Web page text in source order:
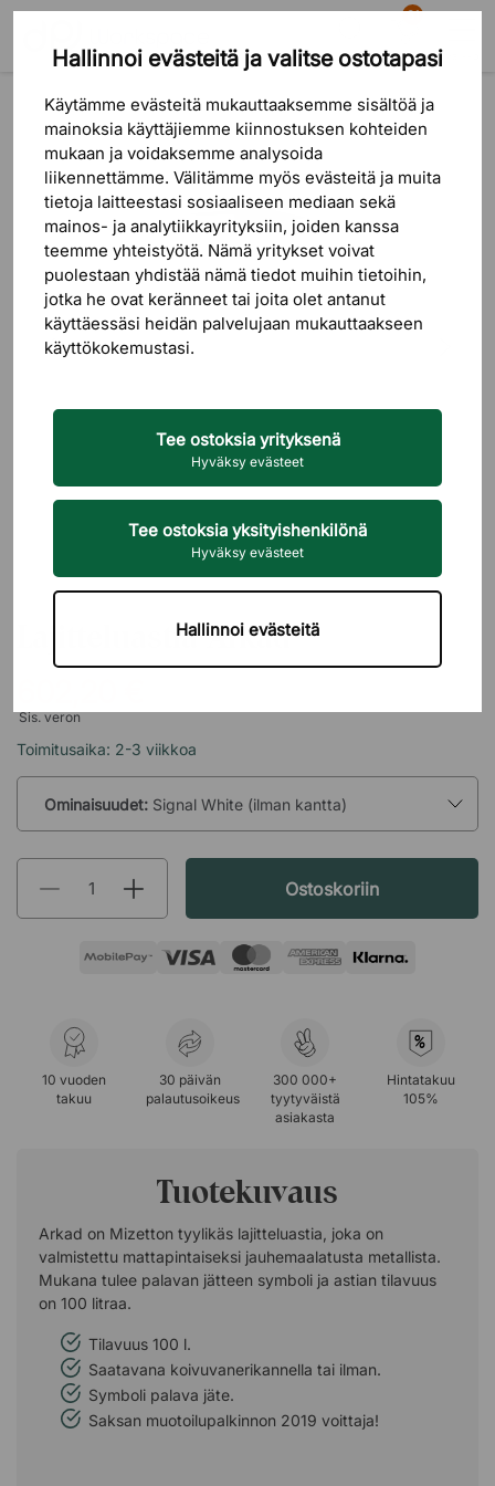
Hallinnoi evästeitä ja valitse ostotapasi
Käytämme evästeitä mukauttaaksemme sisältöä ja
mainoksia käyttäjiemme kiinnostuksen kohteiden
mukaan ja voidaksemme analysoida
liikennettämme. Välitämme myös evästeitä ja muita
tietoja laitteestasi sosiaaliseen mediaan sekä
mainos- ja analytiikkayrityksiin, joiden kanssa
teemme yhteistyötä. Nämä yritykset voivat
puolestaan ​​yhdistää nämä tiedot muihin tietoihin,
jotka he ovat keränneet tai joita olet antanut
käyttäessäsi heidän palvelujaan mukauttaakseen
käyttökokemustasi.
Tee ostoksia yrityksenä
Hyväksy evästeet
Tee ostoksia yksityishenkilönä
Hyväksy evästeet
Hallinnoi evästeitä
Etsi
81
Ostoskori
MIZETTO
Lajitteluastia Arkad
Sis. veron
Toimitusaika: 2-3 viikkoa
Ominaisuudet: Signal White (ilman kantta)
Ostoskoriin
10 vuoden
takuu
30 päivän
palautusoikeus
300 000+
tyytyväistä
asiakasta
%
Hintatakuu
105%
Tuotekuvaus
Arkad on Mizetton tyylikäs lajitteluastia, joka on
valmistettu mattapintaiseksi jauhemaalatusta metallista.
Mukana tulee palavan jätteen symboli ja astian tilavuus
on 100 litraa.
Tilavuus 100 l.
Saatavana koivuvanerikannella tai ilman.
Symboli palava jäte.
Saksan muotoilupalkinnon 2019 voittaja!